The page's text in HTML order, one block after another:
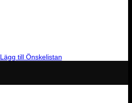
Lägg till Önskelistan